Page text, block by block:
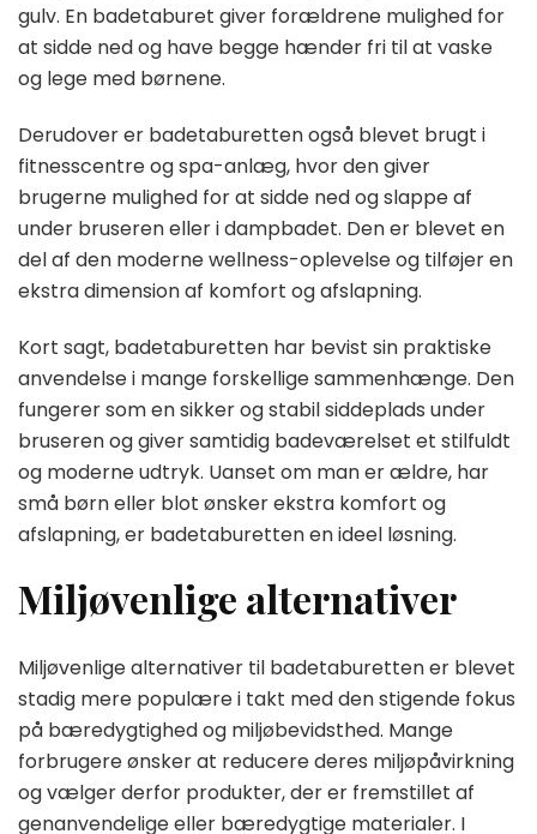
gulv. En badetaburet giver forældrene mulighed for
at sidde ned og have begge hænder fri til at vaske
og lege med børnene.
Derudover er badetaburetten også blevet brugt i
fitnesscentre og spa-anlæg, hvor den giver
brugerne mulighed for at sidde ned og slappe af
under bruseren eller i dampbadet. Den er blevet en
del af den moderne wellness-oplevelse og tilføjer en
ekstra dimension af komfort og afslapning.
Kort sagt, badetaburetten har bevist sin praktiske
anvendelse i mange forskellige sammenhænge. Den
fungerer som en sikker og stabil siddeplads under
bruseren og giver samtidig badeværelset et stilfuldt
og moderne udtryk. Uanset om man er ældre, har
små børn eller blot ønsker ekstra komfort og
afslapning, er badetaburetten en ideel løsning.
Miljøvenlige alternativer
Miljøvenlige alternativer til badetaburetten er blevet
stadig mere populære i takt med den stigende fokus
på bæredygtighed og miljøbevidsthed. Mange
forbrugere ønsker at reducere deres miljøpåvirkning
og vælger derfor produkter, der er fremstillet af
genanvendelige eller bæredygtige materialer. I